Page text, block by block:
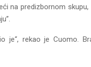
na predizbornom
je“, rekao je Cuomo.